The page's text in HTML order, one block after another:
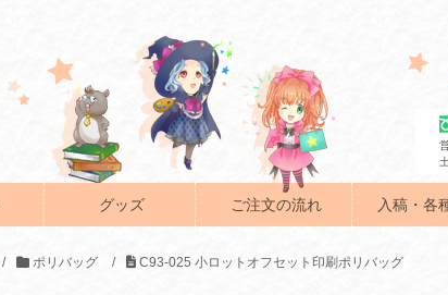
グッズ ご注文の流れ 入稿・各
/ ポリバッグ / C93-025 小ロットオフセット印刷ポリバッグ